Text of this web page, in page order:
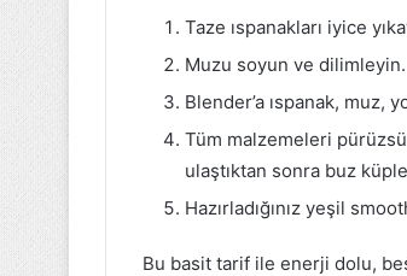
Taze ıspanakları iyice
Muzu soyun ve dilimleyin.
Blender’a ıspanak, muz,
Tüm malzemeleri
ulaştıktan sonra buz
Hazırladığınız yeşil
Bu basit tarif ile enerji dolu,